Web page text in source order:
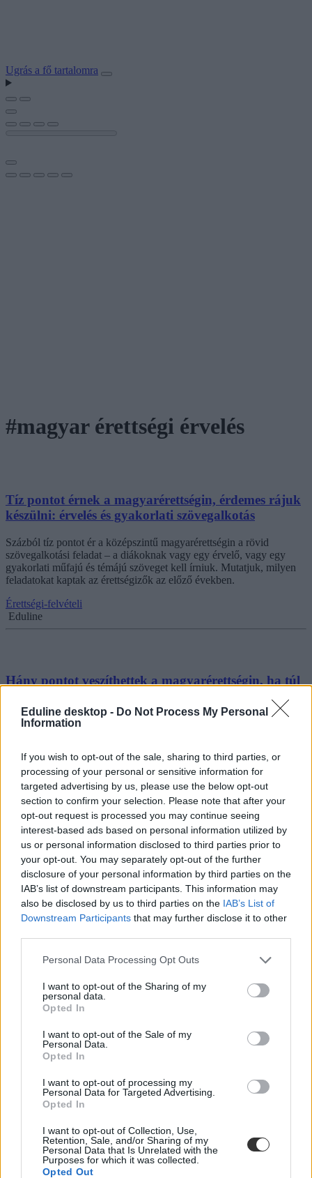
Eduline desktop - Do Not Process My Personal
Information
If you wish to opt-out of the sale, sharing to third parties, or
processing of your personal or sensitive information for
targeted advertising by us, please use the below opt-out
section to confirm your selection. Please note that after your
opt-out request is processed you may continue seeing
interest-based ads based on personal information utilized by
us or personal information disclosed to third parties prior to
your opt-out. You may separately opt-out of the further
disclosure of your personal information by third parties on the
IAB’s list of downstream participants. This information may
also be disclosed by us to third parties on the IAB’s List of
Downstream Participants that may further disclose it to other
Personal Data Processing Opt Outs
I want to opt-out of the Sharing of my
personal data.
Opted In
I want to opt-out of the Sale of my
Personal Data.
Opted In
I want to opt-out of processing my
Personal Data for Targeted Advertising.
Opted In
I want to opt-out of Collection, Use,
Retention, Sale, and/or Sharing of my
Personal Data that Is Unrelated with the
Purposes for which it was collected.
Opted Out
Ugrás a fő tartalomra
#magyar érettségi érvelés
Tíz pontot érnek a magyarérettségin, érdemes rájuk
készülni: érvelés és gyakorlati szövegalkotás
Százból tíz pontot ér a középszintű magyarérettségin a rövid
szövegalkotási feladat – a diákoknak vagy egy érvelő, vagy egy
gyakorlati műfajú és témájú szöveget kell írniuk. Mutatjuk, milyen
feladatokat kaptak az érettségizők az előző években.
Érettségi-felvételi
Eduline
Hány pontot veszíthettek a magyarérettségin, ha túl
Hány pontot veszíthettek, ha nem a kért terjedelemben írjátok meg a
Érettségi-felvételi
Eduline
Öt tipp: így hozhatjátok ki a legtöbbet a hétfői
magyarérettségiből
Hétfő reggel nyolckor kezdődik a magyarérettségi - mi pedig adunk
el a középszintű írásbelin.
Érettségi-felvételi